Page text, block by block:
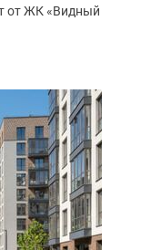
от ЖК «Видный